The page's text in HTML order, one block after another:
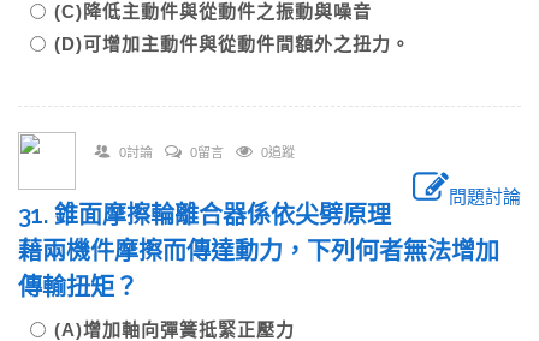
(C)降低主動件與從動件之振動與噪音
(D)可增加主動件與從動件間額外之扭力。
0討論 0留言 0追蹤
問題討論
31. 錐面摩擦輪離合器係依尖劈原理
藉兩機件摩擦而傳達動力，下列何者無法增加
傳輸扭矩？
(A)增加軸向彈簧抵緊正壓力